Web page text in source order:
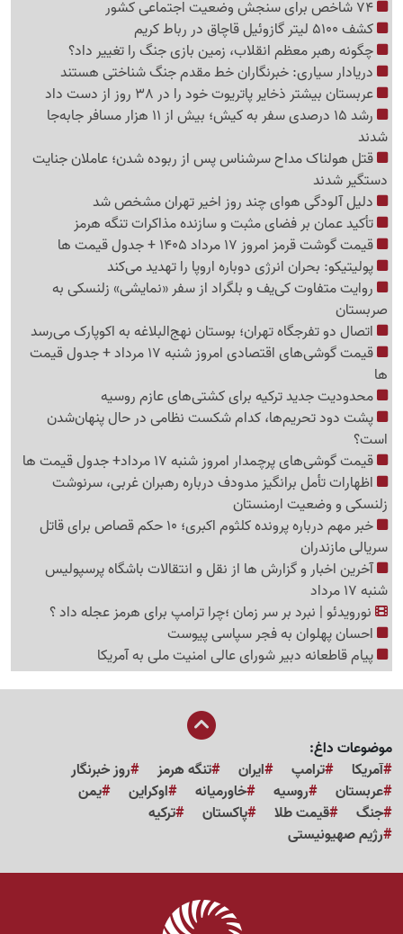
کشف 5100 لیتر گازوئیل قاچاق در رباط کریم
چگونه رهبر معظم انقلاب، زمین بازی جنگ را تغییر داد؟
دریادار سیاری: خبرنگاران خط مقدم جنگ شناختی هستند
عربستان بیشتر ذخایر پاتریوت خود را در 38 روز از دست داد
رشد 15 درصدی سفر به کیش؛ بیش از 11 هزار مسافر جابه‌جا
شدند
قتل هولناک مداح سرشناس پس از ربوده شدن؛ عاملان جنایت
دستگیر شدند
دلیل آلودگی هوای چند روز اخیر تهران مشخص شد
تأکید عمان بر فضای مثبت و سازنده مذاکرات تنگه هرمز
قیمت گوشت قرمز امروز 17 مرداد 1405 + جدول قیمت ها
پولیتیکو: بحران انرژی دوباره اروپا را تهدید می‌کند
روایت متفاوت کی‌یف و بلگراد از سفر «نمایشی» زلنسکی به
صربستان
اتصال دو تفرجگاه تهران؛ بوستان نهج‌البلاغه به اکوپارک می‌رسد
قیمت گوشی‌های اقتصادی امروز شنبه 17 مرداد + جدول قیمت
ها
محدودیت جدید ترکیه برای کشتی‌های عازم روسیه
پشت دود تحریم‌ها، کدام شکست نظامی در حال پنهان‌شدن
است؟
قیمت گوشی‌های پرچمدار امروز شنبه 17 مرداد+ جدول قیمت ها
اظهارات تأمل برانگیز مدودف درباره رهبران غربی، سرنوشت
زلنسکی و وضعیت ارمنستان
خبر مهم درباره پرونده کلثوم اکبری؛ 10 حکم قصاص برای قاتل
سریالی مازندران
آخرین اخبار و گزارش ها از نقل و انتقالات باشگاه پرسپولیس
شنبه 17 مرداد
نورویدئو | نبرد بر سر زمان ؛چرا ترامپ برای هرمز عجله داد ؟
احسان پهلوان به فجر سپاسی پیوست
پیام قاطعانه دبیر شورای عالی امنیت ملی به آمریکا
موضوعات داغ:
آمریکا
ترامپ ایران تنگه هرمز
روز خبرنگار
عربستان
روسیه خاورمیانه اوکراین
یمن
جنگ
قیمت طلا پاکستان
ترکیه
رژیم صهیونیستی